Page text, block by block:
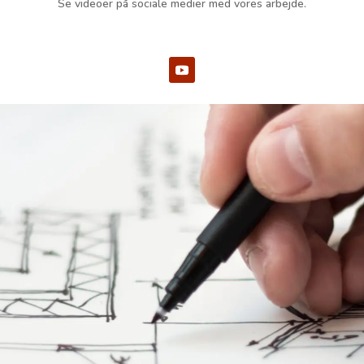
Se videoer på sociale medier med vores arbejde.